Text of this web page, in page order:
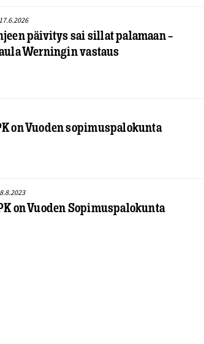
17.6.2026
päivitys sai sillat palamaan –
Werningin vastaus
on Vuoden sopimuspalokunta
on Vuoden Sopimuspalokunta